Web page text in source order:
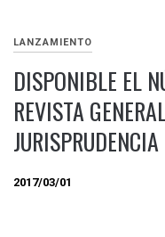
LANZAMIENTO
DISPONIBLE EL
REVISTA
JURISPRUDENCIA
2017/03/01